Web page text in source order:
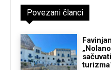
Povezani članci